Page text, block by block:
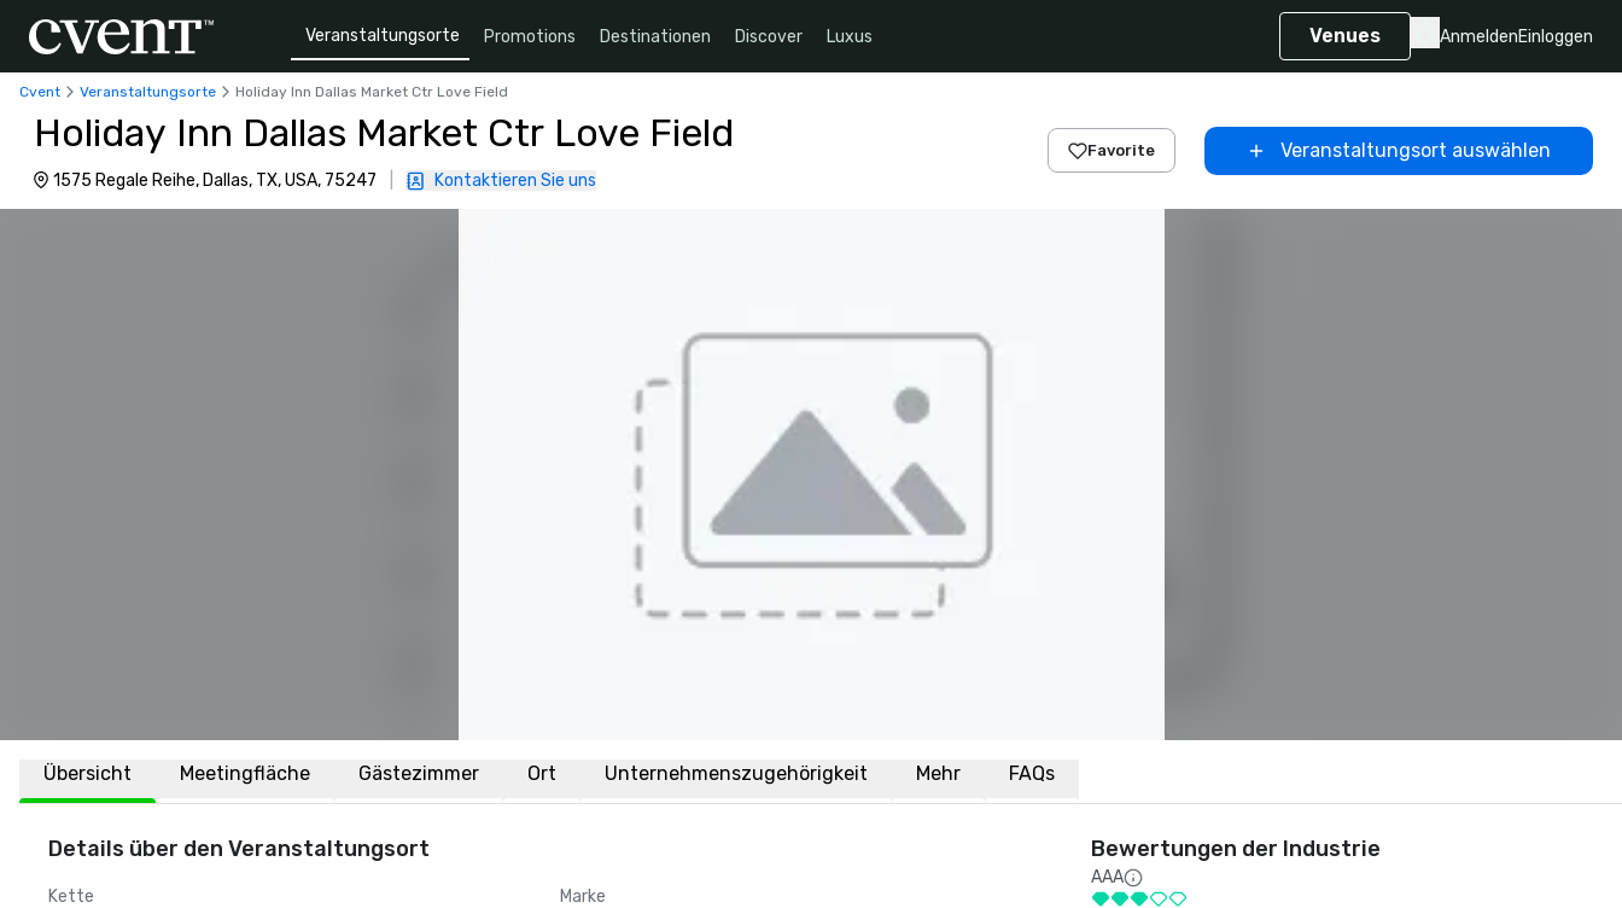
Veranstaltungsorte Promotions Destinationen Discover Luxus Venues AnmeldenEinloggen
Cvent Veranstaltungsorte Holiday Inn Dallas Market Ctr Love Field
Holiday Inn Dallas Market Ctr Love Field
1575 Regale Reihe, Dallas, TX, USA, 75247 Kontaktieren Sie uns
Favorite Veranstaltungsort auswählen
Übersicht Meetingfläche Gästezimmer Ort Unternehmenszugehörigkeit Mehr FAQs
Details über den Veranstaltungsort
Kette
Marke
Bewertungen der Industrie
AAA